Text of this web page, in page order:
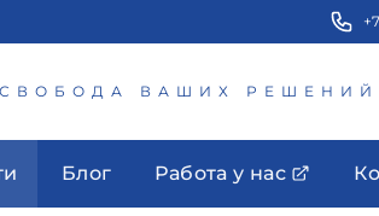
СВОБОДА ВАШИХ
Блог Работа у нас